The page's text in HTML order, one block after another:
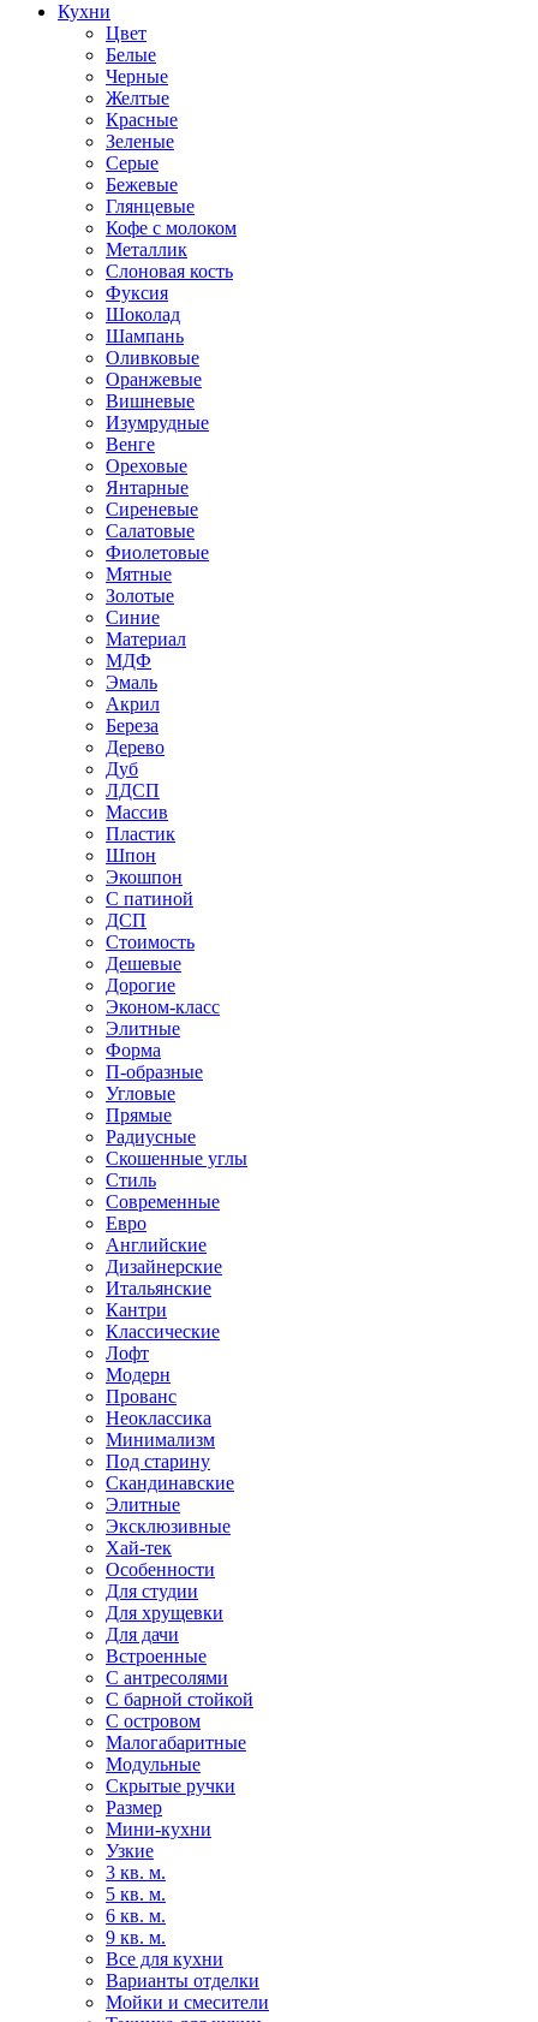
Кухни
Цвет
Белые
Черные
Желтые
Красные
Зеленые
Серые
Бежевые
Глянцевые
Кофе с молоком
Металлик
Слоновая кость
Фуксия
Шоколад
Шампань
Оливковые
Оранжевые
Вишневые
Изумрудные
Венге
Ореховые
Янтарные
Сиреневые
Салатовые
Фиолетовые
Мятные
Золотые
Синие
Материал
МДФ
Эмаль
Акрил
Береза
Дерево
Дуб
ЛДСП
Массив
Пластик
Шпон
Экошпон
С патиной
ДСП
Стоимость
Дешевые
Дорогие
Эконом-класс
Элитные
Форма
П-образные
Угловые
Прямые
Радиусные
Скошенные углы
Стиль
Современные
Евро
Английские
Дизайнерские
Итальянские
Кантри
Классические
Лофт
Модерн
Прованс
Неоклассика
Минимализм
Под старину
Скандинавские
Элитные
Эксклюзивные
Хай-тек
Особенности
Для студии
Для хрущевки
Для дачи
Встроенные
С антресолями
С барной стойкой
С островом
Малогабаритные
Модульные
Скрытые ручки
Размер
Мини-кухни
Узкие
3 кв. м.
5 кв. м.
6 кв. м.
9 кв. м.
Все для кухни
Варианты отделки
Мойки и смесители